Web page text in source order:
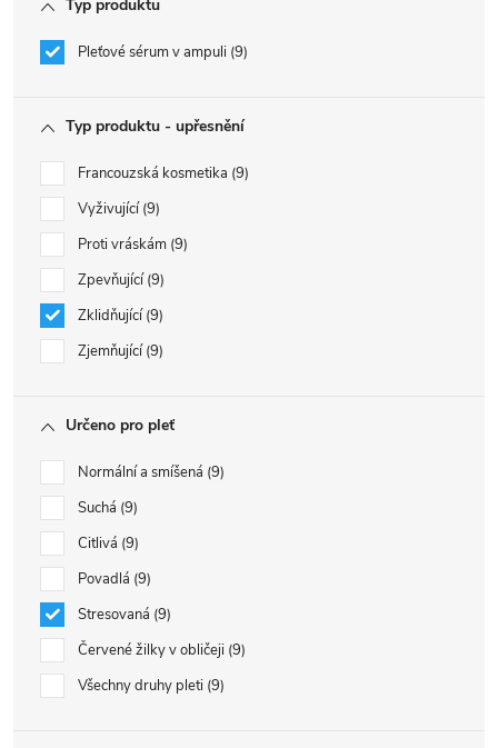
Typ produktu
Pleťové sérum v ampuli 9
Typ produktu - upřesnění
Francouzská kosmetika 9
Vyživující 9
Proti vráskám 9
Zpevňující 9
Zklidňující 9
Zjemňující 9
Určeno pro pleť
Normální a smíšená 9
Suchá 9
Citlivá 9
Povadlá 9
Stresovaná 9
Červené žilky v obličeji 9
Všechny druhy pleti 9